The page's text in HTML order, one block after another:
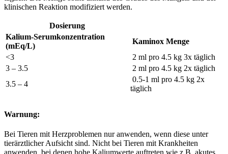
klinischen Reaktion modifiziert werden.
Dosierung
Kalium-Serumkonzentration
(mEq/L)
Kaminox Menge
<3
2 ml pro 4.5 kg 3x täglich
3 – 3.5
2 ml pro 4.5 kg 2x täglich
3.5 – 4
0.5-1 ml pro 4.5 kg 2x
täglich
Warnung:
Bei Tieren mit Herzproblemen nur anwenden, wenn diese unter
tierärztlicher Aufsicht sind. Nicht bei Tieren mit Krankheiten